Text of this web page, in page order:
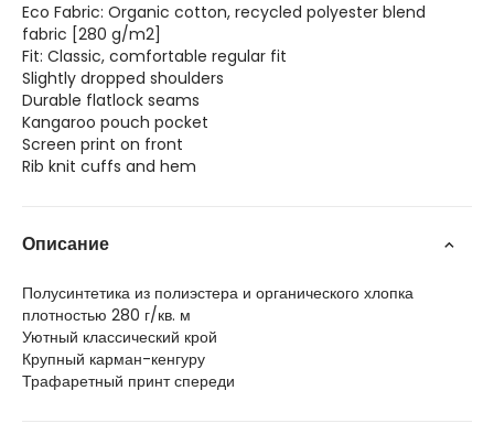
Eco Fabric: Organic cotton, recycled polyester blend
fabric [280 g/m2]
Fit: Classic, comfortable regular fit
Slightly dropped shoulders
Durable flatlock seams
Kangaroo pouch pocket
Screen print on front
Rib knit cuffs and hem
Описание
Полусинтетика из полиэстера и органического хлопка
плотностью 280 г/кв. м
Уютный классический крой
Крупный карман-кенгуру
Трафаретный принт спереди